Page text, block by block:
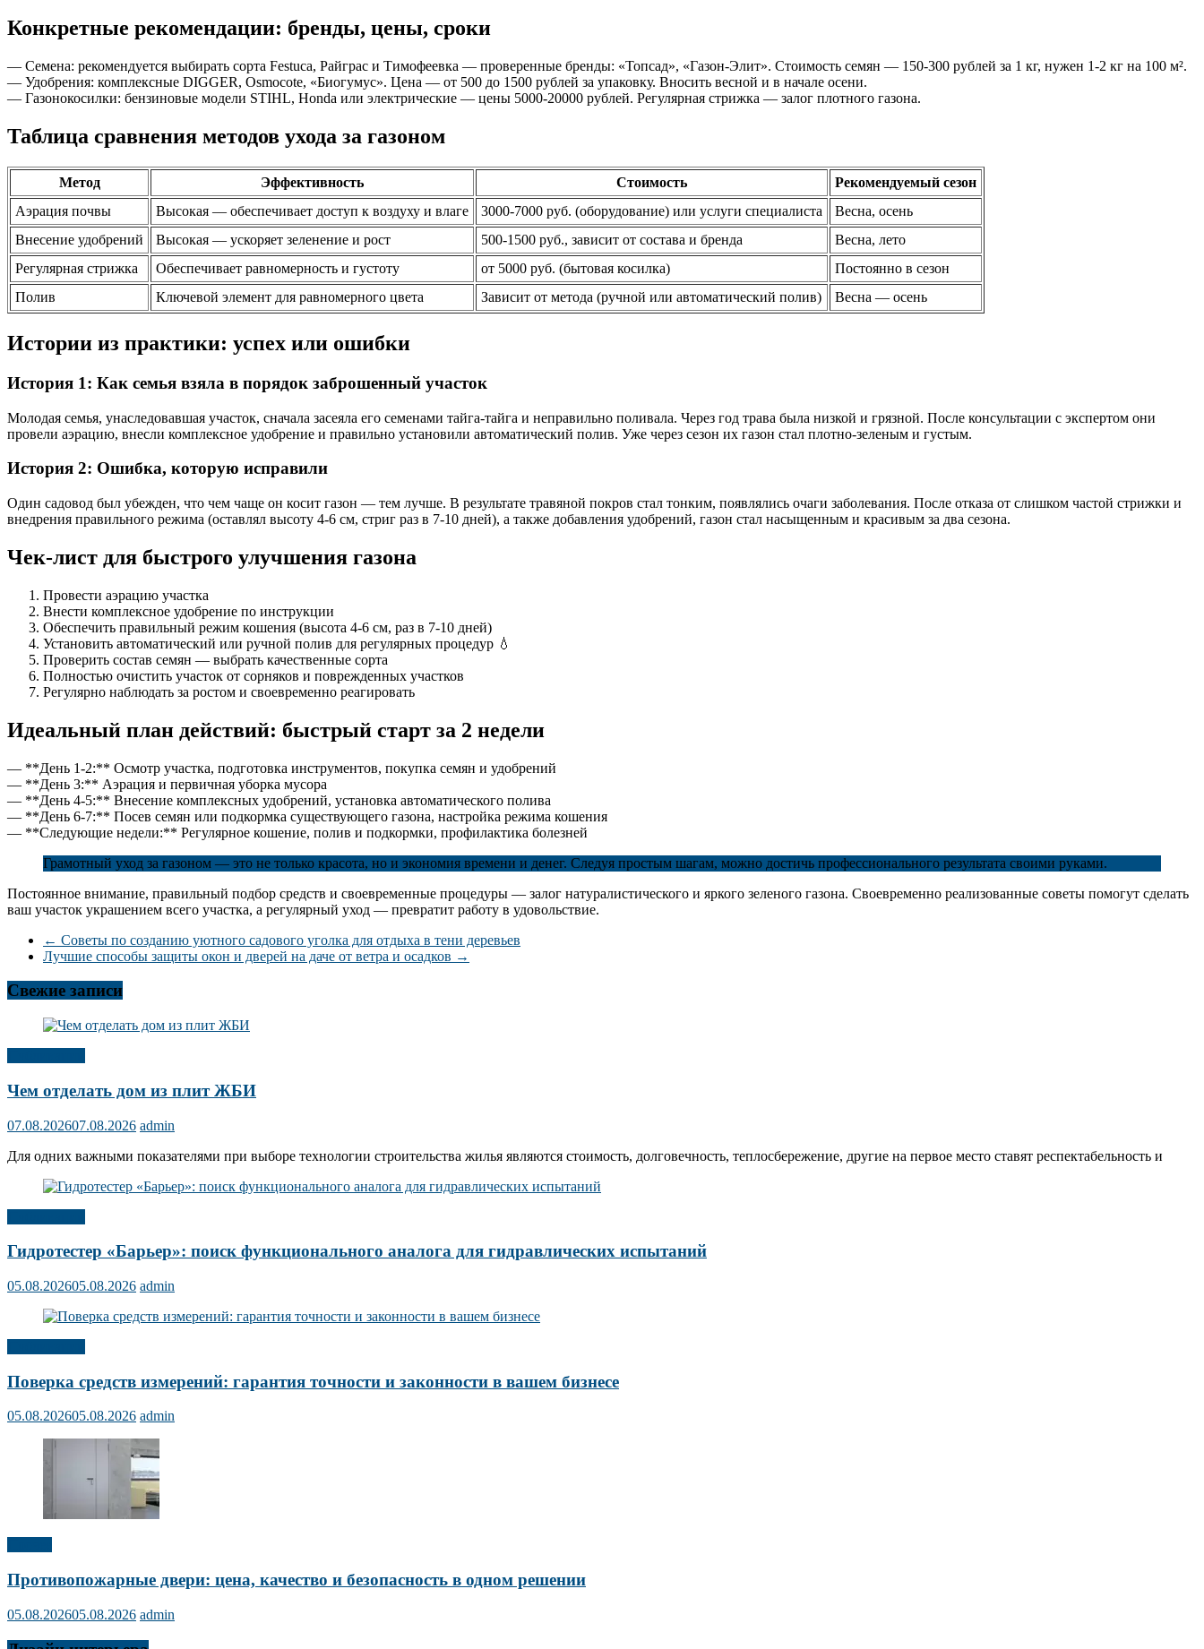
Конкретные рекомендации: бренды, цены, сроки
— Семена: рекомендуется выбирать сорта Festuca, Райграс и Тимофеевка — проверенные бренды: «Топсад», «Газон-Элит». Стоимость семян — 150-300 рублей за 1 кг, нужен 1-2 кг на 100 м².
— Удобрения: комплексные DIGGER, Osmocote, «Биогумус». Цена — от 500 до 1500 рублей за упаковку. Вносить весной и в начале осени.
— Газонокосилки: бензиновые модели STIHL, Honda или электрические — цены 5000-20000 рублей. Регулярная стрижка — залог плотного газона.
Таблица сравнения методов ухода за газоном
Метод Эффективность Стоимость
Рекомендуемый сезон
Аэрация почвы
Высокая — обеспечивает доступ к воздуху и влаге 3000-7000 руб. (оборудование) или услуги специалиста
Весна, осень
Внесение удобрений
Высокая — ускоряет зеленение и рост 500-1500 руб., зависит от состава и бренда
Весна, лето
Регулярная стрижка
Обеспечивает равномерность и густоту от 5000 руб. (бытовая косилка)
Постоянно в сезон
Полив
Ключевой элемент для равномерного цвета Зависит от метода (ручной или автоматический полив) Весна — осень
Истории из практики: успех или ошибки
История 1: Как семья взяла в порядок заброшенный участок
Молодая семья, унаследовавшая участок, сначала засеяла его семенами тайга-тайга и неправильно поливала. Через год трава была низкой и грязной. После консультации с экспертом они
провели аэрацию, внесли комплексное удобрение и правильно установили автоматический полив. Уже через сезон их газон стал плотно-зеленым и густым.
История 2: Ошибка, которую исправили
Один садовод был убежден, что чем чаще он косит газон — тем лучше. В результате травяной покров стал тонким, появлялись очаги заболевания. После отказа от слишком частой стрижки и
внедрения правильного режима (оставлял высоту 4-6 см, стриг раз в 7-10 дней), а также добавления удобрений, газон стал насыщенным и красивым за два сезона.
Чек-лист для быстрого улучшения газона
Провести аэрацию участка
Внести комплексное удобрение по инструкции
Обеспечить правильный режим кошения (высота 4-6 см, раз в 7-10 дней)
Установить автоматический или ручной полив для регулярных процедур 💧
Проверить состав семян — выбрать качественные сорта
Полностью очистить участок от сорняков и поврежденных участков
Регулярно наблюдать за ростом и своевременно реагировать
Идеальный план действий: быстрый старт за 2 недели
— **День 1-2:** Осмотр участка, подготовка инструментов, покупка семян и удобрений
— **День 3:** Аэрация и первичная уборка мусора
— **День 4-5:** Внесение комплексных удобрений, установка автоматического полива
— **День 6-7:** Посев семян или подкормка существующего газона, настройка режима кошения
— **Следующие недели:** Регулярное кошение, полив и подкормки, профилактика болезней
Грамотный уход за газоном — это не только красота, но и экономия времени и денег. Следуя простым шагам, можно достичь профессионального результата своими руками.
Постоянное внимание, правильный подбор средств и своевременные процедуры — залог натуралистического и яркого зеленого газона. Своевременно реализованные советы помогут сделать
ваш участок украшением всего участка, а регулярный уход — превратит работу в удовольствие.
← Советы по созданию уютного садового уголка для отдыха в тени деревьев
Лучшие способы защиты окон и дверей на даче от ветра и осадков →
Свежие записи
Чем отделать дом из плит ЖБИ
07.08.202607.08.2026 admin
Для одних важными показателями при выборе технологии строительства жилья являются стоимость, долговечность, теплосбережение, другие на первое место ставят респектабельность и
Гидротестер «Барьер»: поиск функционального аналога для гидравлических испытаний
05.08.202605.08.2026 admin
Поверка средств измерений: гарантия точности и законности в вашем бизнесе
05.08.202605.08.2026 admin
Противопожарные двери: цена, качество и безопасность в одном решении
05.08.202605.08.2026 admin